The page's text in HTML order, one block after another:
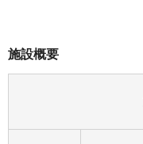
施設概要